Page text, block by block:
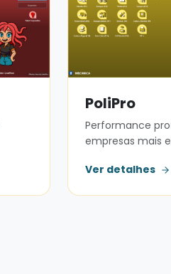
PoliPro
Performance
empresas mais
Ver detalhes